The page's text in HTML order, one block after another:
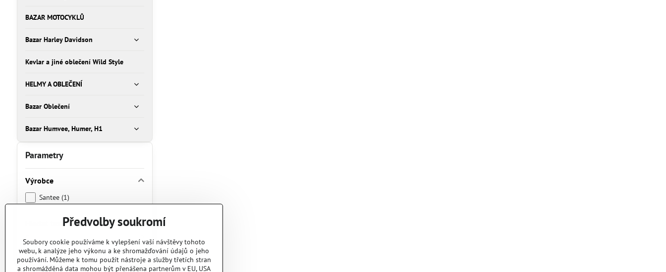
Parametry
Výrobce
Santee (1)
Prohledat
výsledky
filtru
BAZAR MOTOCYKLŮ
Bazar Harley Davidson
Kevlar a jiné oblečení Wild Style
HELMY A OBLEČENÍ
Bazar Oblečení
Bazar Humvee, Humer, H1
Předvolby soukromí
Soubory cookie používáme k vylepšení vaší návštěvy tohoto
webu, k analýze jeho výkonu a ke shromažďování údajů o jeho
používání. Můžeme k tomu použít nástroje a služby třetích stran
a shromážděná data mohou být přenášena partnerům v EU, USA